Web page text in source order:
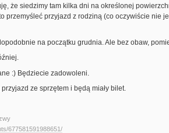
że siedzimy tam kilka dni na określonej
przemyśleć przyjazd z rodziną (co oczywiście nie
na początku grudnia. Ale bez obaw,
:) Będziecie zadowoleni.
ze sprzętem i będą miały bilet.
677581591988651/